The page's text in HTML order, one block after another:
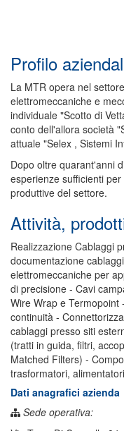
Profilo
La MTR opera nel
elettromeccaniche e
individuale "Scotto di
conto dell'allora società
attuale "Selex , Sistemi
Dopo oltre quarant'anni
esperienze sufficienti
produttive del settore.
Attività,
Realizzazione Cablaggi
documentazione
elettromeccaniche per
di precisione - Cavi
Wire Wrap e Termopoint
continuità -
cablaggi presso siti
(tratti in guida, filtri,
Matched Filters) -
trasformatori,
Dati anagrafici azienda
Sede operativa: